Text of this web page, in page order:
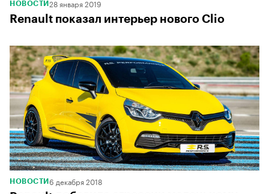
НОВОСТИ 28 января 2019
Renault показал интерьер нового Clio
НОВОСТИ 6 декабря 2018